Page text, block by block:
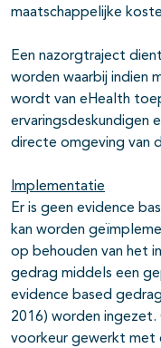
maatschappelijke
Een nazorgtraject
worden waarbij indien
wordt van eHealth
ervaringsdeskundigen
directe omgeving van
Implementatie
Er is geen evidence
kan worden
op behouden van het
gedrag middels een
evidence based
2016) worden
voorkeur gewerkt met